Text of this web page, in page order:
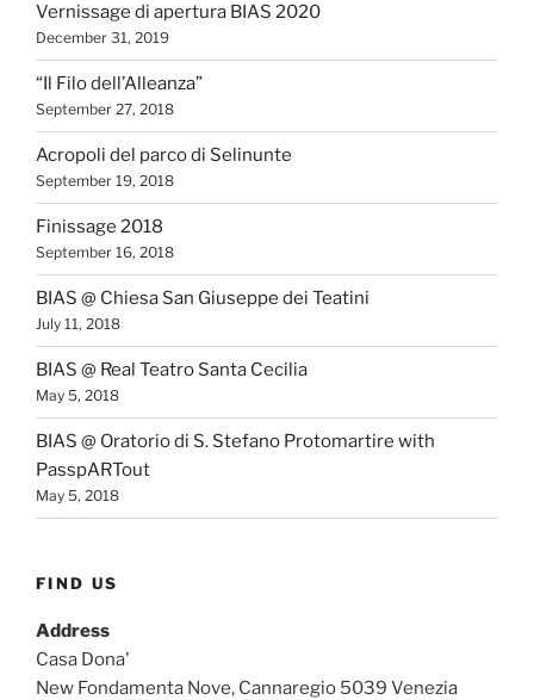
Vernissage di apertura BIAS 2020
December 31, 2019
“Il Filo dell’Alleanza”
September 27, 2018
Acropoli del parco di Selinunte
September 19, 2018
Finissage 2018
September 16, 2018
BIAS @ Chiesa San Giuseppe dei Teatini
July 11, 2018
BIAS @ Real Teatro Santa Cecilia
May 5, 2018
BIAS @ Oratorio di S. Stefano Protomartire with
PasspARTout
May 5, 2018
FIND US
Address
Casa Dona'
New Fondamenta Nove, Cannaregio 5039 Venezia